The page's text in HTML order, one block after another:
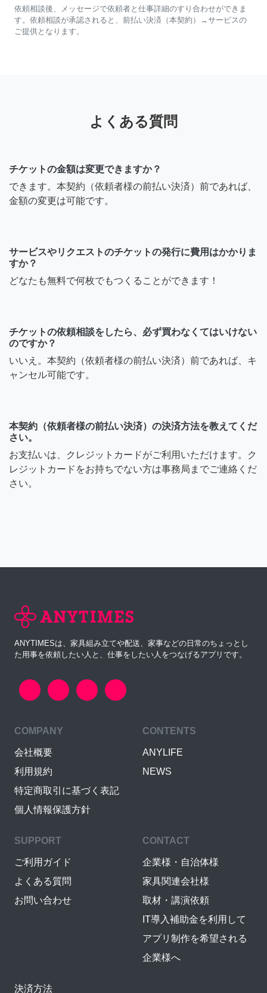
依頼相談後、メッセージで依頼者と仕事詳細のすり合わせができま
す。依頼相談が承認されると、前払い決済（本契約）→サービスの
ご提供となります。
よくある質問
チケットの金額は変更できますか？
できます。本契約（依頼者様の前払い決済）前であれば、
金額の変更は可能です。
サービスやリクエストのチケットの発行に費用はかかりま
すか？
どなたも無料で何枚でもつくることができます！
チケットの依頼相談をしたら、必ず買わなくてはいけない
のですか？
いいえ。本契約（依頼者様の前払い決済）前であれば、キ
ャンセル可能です。
本契約（依頼者様の前払い決済）の決済方法を教えてくだ
さい。
お支払いは、クレジットカードがご利用いただけます。ク
レジットカードをお持ちでない方は事務局までご連絡くだ
さい。
ANYTIMESは、家具組み立てや配送、家事などの日常のちょっとし
た用事を依頼したい人と、仕事をしたい人をつなげるアプリです。
COMPANY
会社概要
利用規約
特定商取引に基づく表記
個人情報保護方針
CONTENTS
ANYLIFE
NEWS
SUPPORT
ご利用ガイド
よくある質問
お問い合わせ
CONTACT
企業様・自治体様
家具関連会社様
取材・講演依頼
IT導入補助金を利用して
アプリ制作を希望される
企業様へ
決済方法